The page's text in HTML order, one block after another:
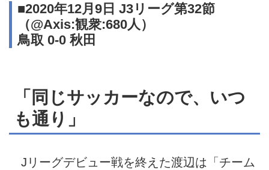
■2020年12月9日 J3リーグ第32節
（@Axis:観衆:680人）
鳥取 0-0 秋田
「同じサッカーなので、いつ
も通り」
Jリーグデビュー戦を終えた渡辺は「チーム